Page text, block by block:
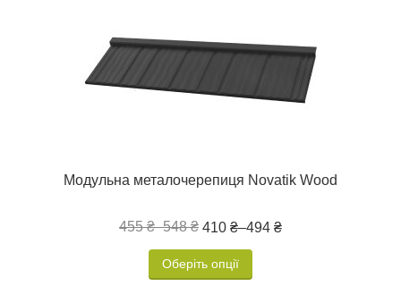
Модульна металочерепиця Novatik Wood
455 ₴–548 ₴ 410 ₴–494 ₴
Оберіть опції